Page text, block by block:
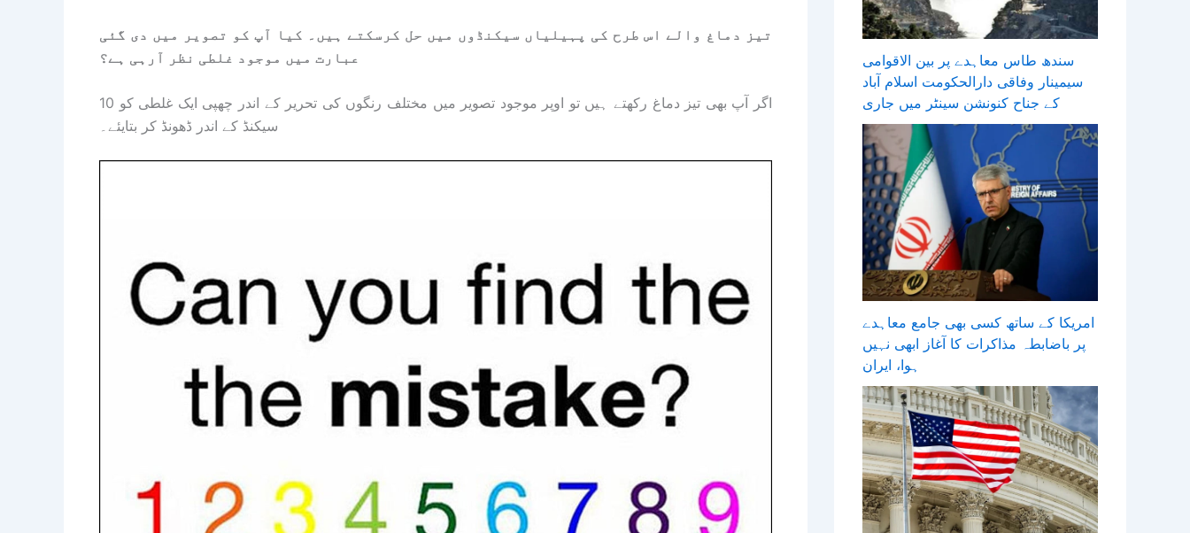
تیز دماغ والے اس طرح کی پہیلیاں سیکنڈوں میں حل کرسکتے ہیں۔ کیا آپ کو تصویر میں دی گئی
عبارت میں موجود غلطی نظر آرہی ہے؟
اگر آپ بھی تیز دماغ رکھتے ہیں تو اوپر موجود تصویر میں مختلف رنگوں کی تحریر کے اندر چھپی ایک غلطی کو 10
سیکنڈ کے اندر ڈھونڈ کر بتایئے۔
سندھ طاس معاہدے پر بین الاقوامی
سیمینار وفاقی دارالحکومت اسلام آباد
کے جناح کنونشن سینٹر میں جاری
امریکا کے ساتھ کسی بھی جامع معاہدے
پر باضابطہ مذاکرات کا آغاز ابھی نہیں
ہوا، ایران